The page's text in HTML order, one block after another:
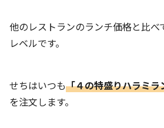
他のレストランのランチ価格と比べ
レベルです。
せちはいつも「４の特盛りハラミ
を注文します。